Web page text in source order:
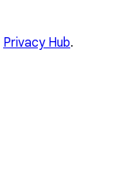
Privacy Hub.